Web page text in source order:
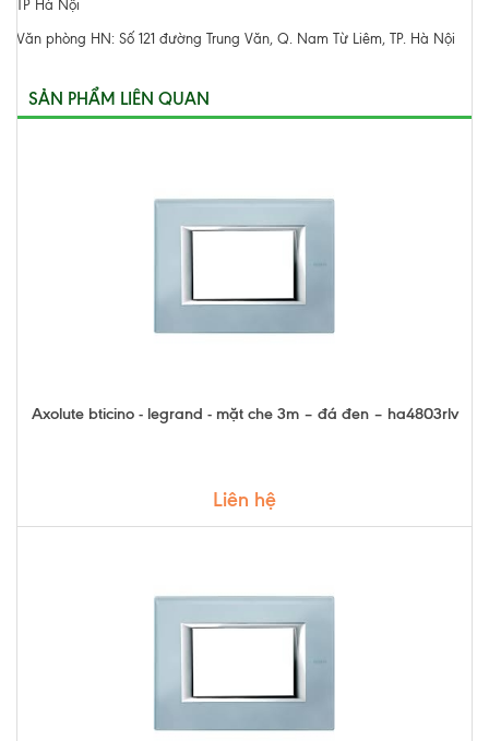
TP Hà Nội
Văn phòng HN: Số 121 đường Trung Văn, Q. Nam Từ Liêm, TP. Hà Nội
SẢN PHẨM LIÊN QUAN
Axolute bticino - legrand - mặt che 3m – đá đen – ha4803rlv
Liên hệ